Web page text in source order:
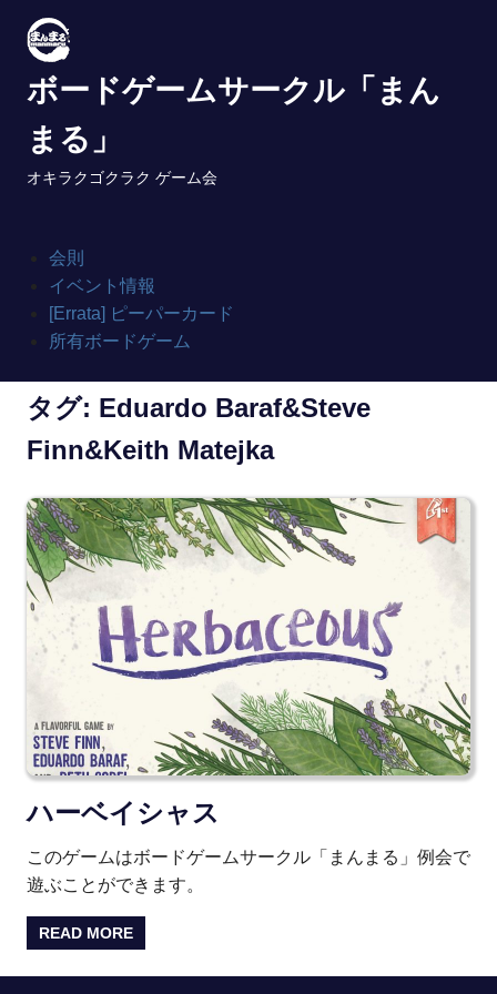
content
ボードゲームサークル「まん
まる」
オキラクゴクラク ゲーム会
会則
イベント情報
[Errata] ピーパーカード
所有ボードゲーム
タグ: Eduardo Baraf&Steve
Finn&Keith Matejka
ハーベイシャス
このゲームはボードゲームサークル「まんまる」例会で
遊ぶことができます。
READ MORE